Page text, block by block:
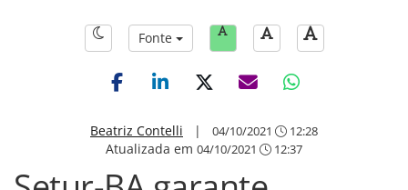
Fonte
Beatriz Contelli | 04/10/2021 12:28
Atualizada em 04/10/2021 12:37